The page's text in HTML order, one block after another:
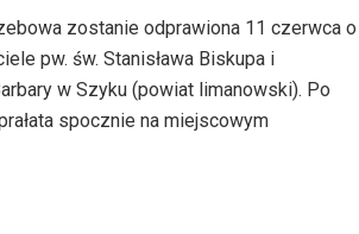
zostanie odprawiona 11 czerwca o
pw. św. Stanisława Biskupa i
w Szyku (powiat limanowski). Po
spocznie na miejscowym